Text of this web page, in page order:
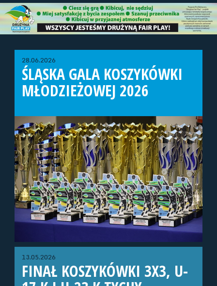
28.06.2026
ŚLĄSKA GALA KOSZYKÓWKI
MŁODZIEŻOWEJ 2026
13.05.2026
FINAŁ KOSZYKÓWKI 3X3, U-